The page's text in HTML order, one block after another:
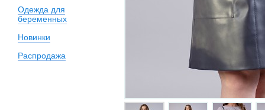
Одежда для
беременных
Новинки
Распродажа